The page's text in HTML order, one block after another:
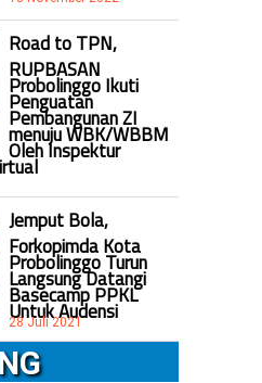
Road to TPN,
RUPBASAN
Probolinggo Ikuti
Penguatan
Pembangunan ZI
menuju WBK/WBBM
Oleh Inspektur
Jemput Bola,
Forkopimda Kota
Probolinggo Turun
Langsung Datangi
Basecamp PPKL
Untuk Audensi
28 Juli 2021